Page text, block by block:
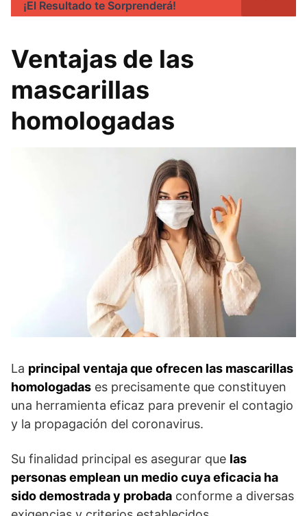
¡El Resultado te Sorprenderá!
Ventajas de las
mascarillas
homologadas
La principal ventaja que ofrecen las mascarillas
homologadas es precisamente que constituyen
una herramienta eficaz para prevenir el contagio
y la propagación del coronavirus.
Su finalidad principal es asegurar que las
personas emplean un medio cuya eficacia ha
sido demostrada y probada conforme a diversas